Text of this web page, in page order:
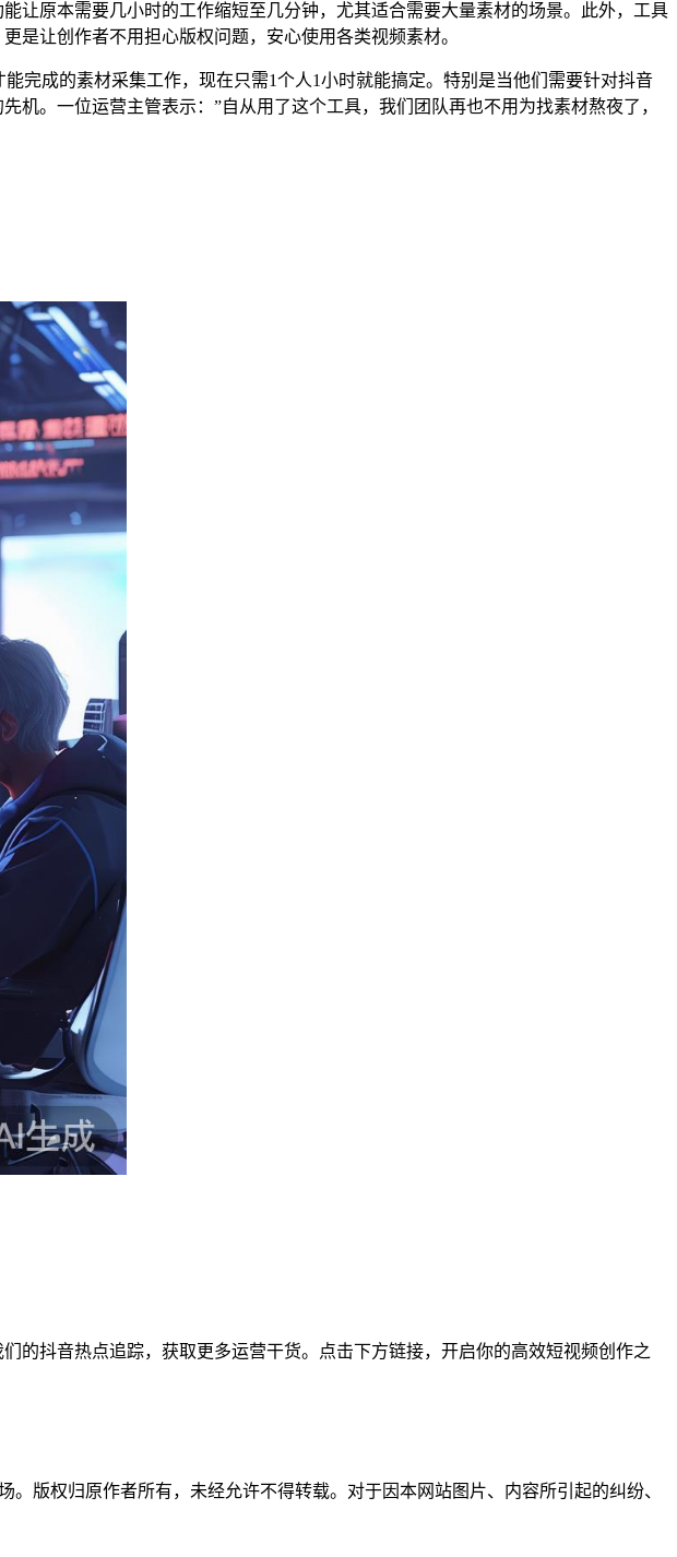
让原本需要几小时的工作缩短至几分钟，尤其适合需要大量素材的场景。此外，工具
是让创作者不用担心版权问题，安心使用各类视频素材。
完成的素材采集工作，现在只需1个人1小时就能搞定。特别是当他们需要针对抖音
。一位运营主管表示：”自从用了这个工具，我们团队再也不用为找素材熬夜了，
的抖音热点追踪，获取更多运营干货。点击下方链接，开启你的高效短视频创作之
版权归原作者所有，未经允许不得转载。对于因本网站图片、内容所引起的纠纷、